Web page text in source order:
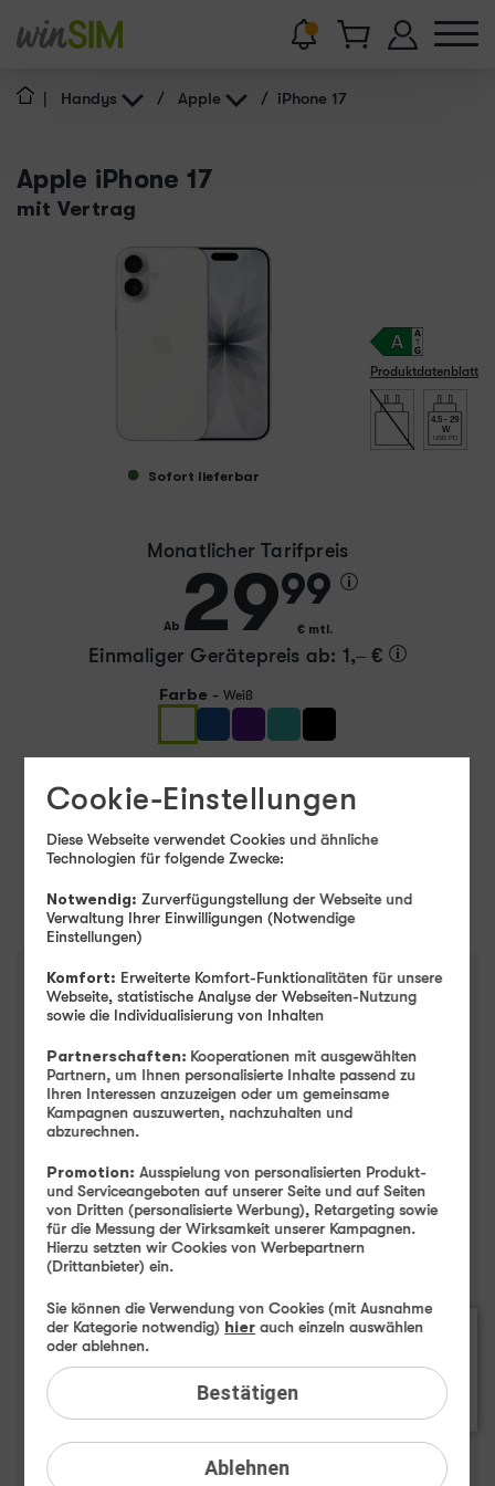
Handys / Apple / iPhone 17
Apple iPhone 17
mit Vertrag
Sofort lieferbar
Produktdatenblatt
4.5 - 29
W
USB PD
Monatlicher Tarifpreis
Ab 2999
€ mtl.
Einmaliger Gerätepreis ab: 1,– €
Farbe - Weiß
256 GB 512 GB
Apple iPhone 17 Highlights
Cookie-Einstellungen
Diese Webseite verwendet Cookies und ähnliche
Technologien für folgende Zwecke:
Notwendig: Zurverfügungstellung der Webseite und
Verwaltung Ihrer Einwilligungen (Notwendige
Einstellungen)
Komfort: Erweiterte Komfort-Funktionalitäten für unsere
Webseite, statistische Analyse der Webseiten-Nutzung
sowie die Individualisierung von Inhalten
Partnerschaften: Kooperationen mit ausgewählten
Partnern, um Ihnen personalisierte Inhalte passend zu
Ihren Interessen anzuzeigen oder um gemeinsame
Kampagnen auszuwerten, nachzuhalten und
abzurechnen.
Promotion: Ausspielung von personalisierten Produkt-
und Serviceangeboten auf unserer Seite und auf Seiten
von Dritten (personalisierte Werbung), Retargeting sowie
für die Messung der Wirksamkeit unserer Kampagnen.
Hierzu setzten wir Cookies von Werbepartnern
(Drittanbieter) ein.
Ablehnen
Sie können die Verwendung von Cookies (mit Ausnahme
der Kategorie notwendig) hier auch einzeln auswählen
oder ablehnen.
Bestätigen